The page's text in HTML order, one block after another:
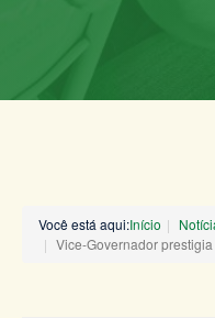
Você está aqui:Início
Vice-Governador